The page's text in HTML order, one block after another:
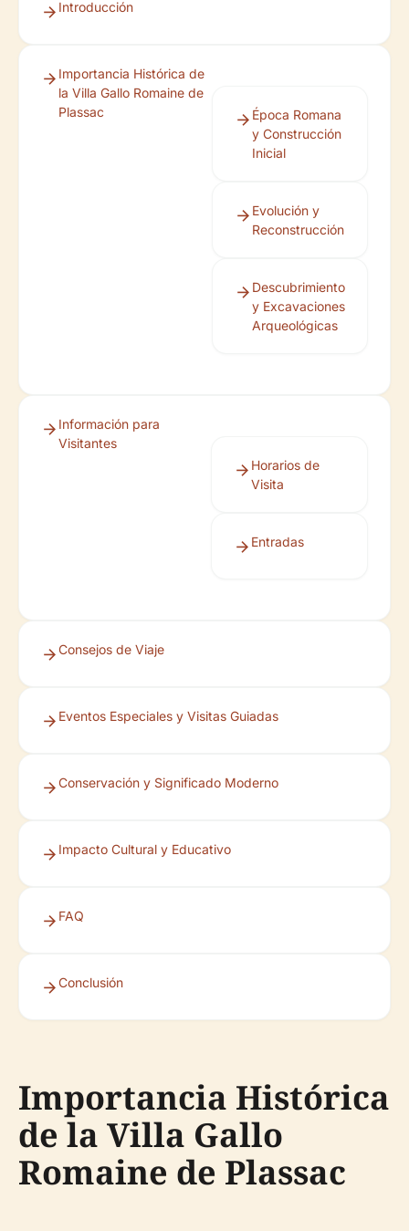
Introducción
Importancia Histórica de
la Villa Gallo Romaine de
Plassac
Época Romana
y Construcción
Inicial
Evolución y
Reconstrucción
Descubrimiento
y Excavaciones
Arqueológicas
Información para
Visitantes
Horarios de
Visita
Entradas
Consejos de Viaje
Eventos Especiales y Visitas Guiadas
Conservación y Significado Moderno
Impacto Cultural y Educativo
FAQ
Conclusión
Importancia Histórica
de la Villa Gallo
Romaine de Plassac